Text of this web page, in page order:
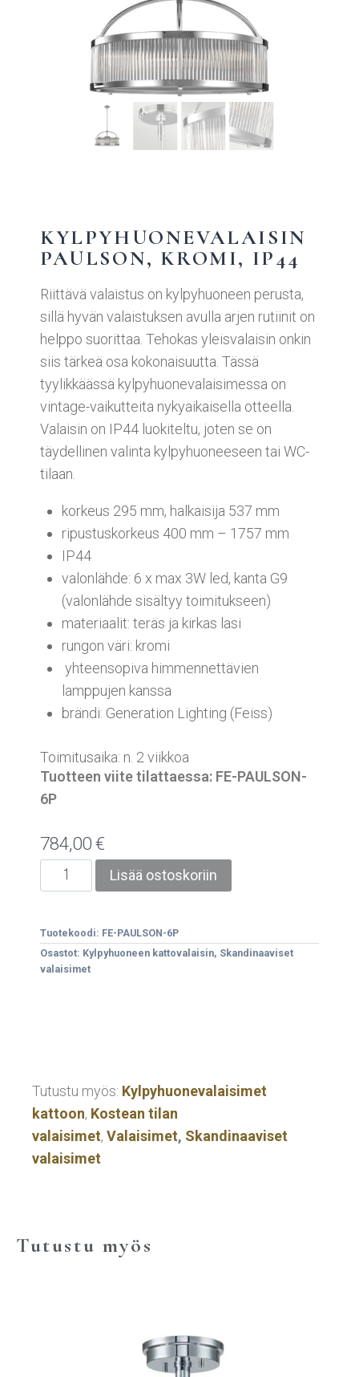
KYLPYHUONEVALAISIN
PAULSON, KROMI, IP44
Riittävä valaistus on kylpyhuoneen perusta,
sillä hyvän valaistuksen avulla arjen rutiinit on
helppo suorittaa. Tehokas yleisvalaisin onkin
siis tärkeä osa kokonaisuutta. Tässä
tyylikkäässä kylpyhuonevalaisimessa on
vintage-vaikutteita nykyaikaisella otteella.
Valaisin on IP44 luokiteltu, joten se on
täydellinen valinta kylpyhuoneeseen tai WC-
tilaan.
korkeus 295 mm, halkaisija 537 mm
ripustuskorkeus 400 mm – 1757 mm
IP44
valonlähde: 6 x max 3W led, kanta G9
(valonlähde sisältyy toimitukseen)
materiaalit: teräs ja kirkas lasi
rungon väri: kromi
yhteensopiva himmennettävien
lamppujen kanssa
brändi: Generation Lighting (Feiss)
Toimitusaika: n. 2 viikkoa
Tuotteen viite tilattaessa: FE-PAULSON-
6P
784,00€
Lisää ostoskoriin
Tuotekoodi: FE-PAULSON-6P
Osastot: Kylpyhuoneen kattovalaisin, Skandinaaviset
valaisimet
Tutustu myös: Kylpyhuonevalaisimet
kattoon, Kostean tilan
valaisimet, Valaisimet, Skandinaaviset
valaisimet
Tutustu myös